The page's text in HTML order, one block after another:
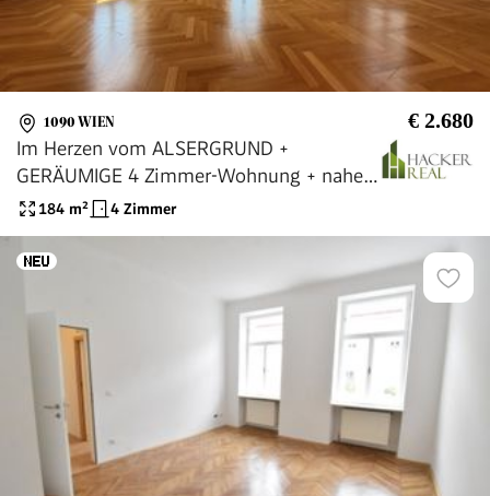
1090 WIEN € 2.680
Im Herzen vom ALSERGRUND +
GERÄUMIGE 4 Zimmer-Wohnung + nahe
ARNE-KARLSSON-PARK!
184 m² 4 Zimmer